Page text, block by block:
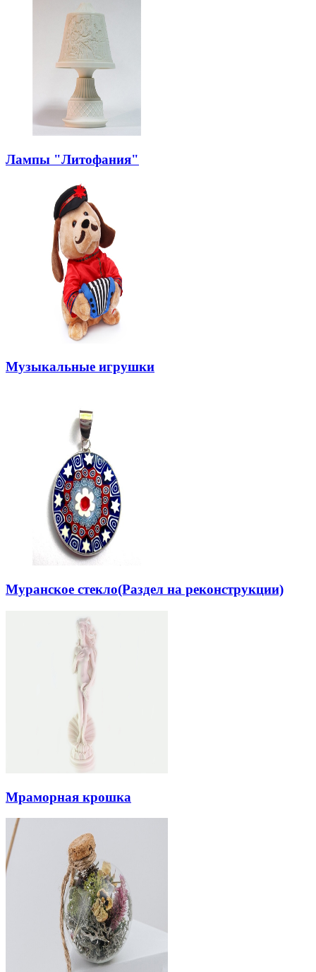
Лампы "Литофания"
Музыкальные игрушки
Муранское стекло(Раздел на реконструкции)
Мраморная крошка